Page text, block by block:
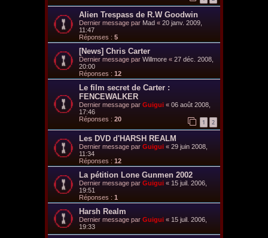
Alien Trespass de R.W Goodwin
Dernier message par Mad « 20 janv. 2009,
11:47
Réponses : 5
[News] Chris Carter
Dernier message par Willmore « 27 déc. 2008,
20:00
Réponses : 12
Le film secret de Carter :
FENCEWALKER
Dernier message par Guigui « 06 août 2008,
17:46
Réponses : 20 1 2
Les DVD d'HARSH REALM
Dernier message par Guigui « 29 juin 2008,
11:34
Réponses : 12
La pétition Lone Gunmen 2002
Dernier message par Guigui « 15 juil. 2006,
19:51
Réponses : 1
Harsh Realm
Dernier message par Guigui « 15 juil. 2006,
19:33